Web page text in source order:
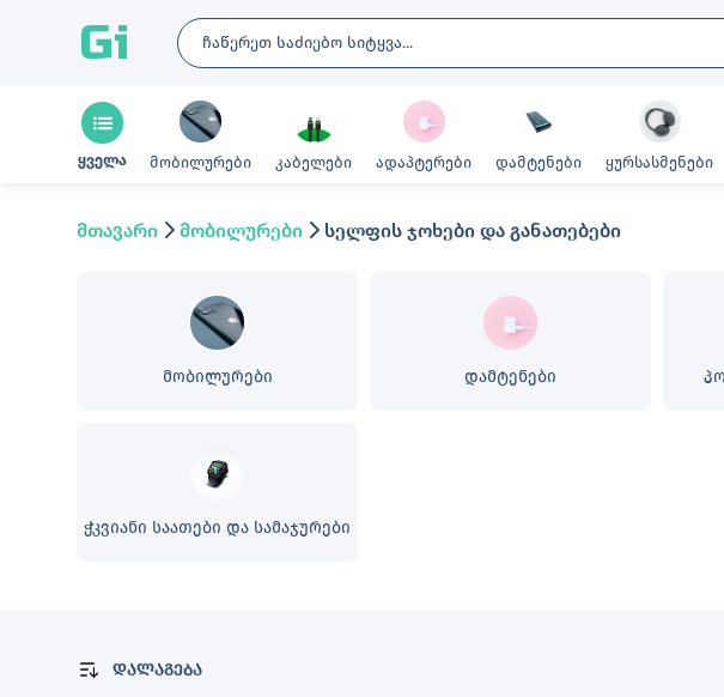
Gi
ყველა მობილურები კაბელები ადაპტერები დამტენები ყურსასმენები
მთავარი მობილურები სელფის ჯოხები და განათებები
მობილურები დამტენები
ჭკვიანი საათები და სამაჯურები
დალაგება